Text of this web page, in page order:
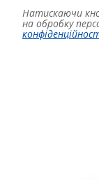
Натискаючи
на обробку